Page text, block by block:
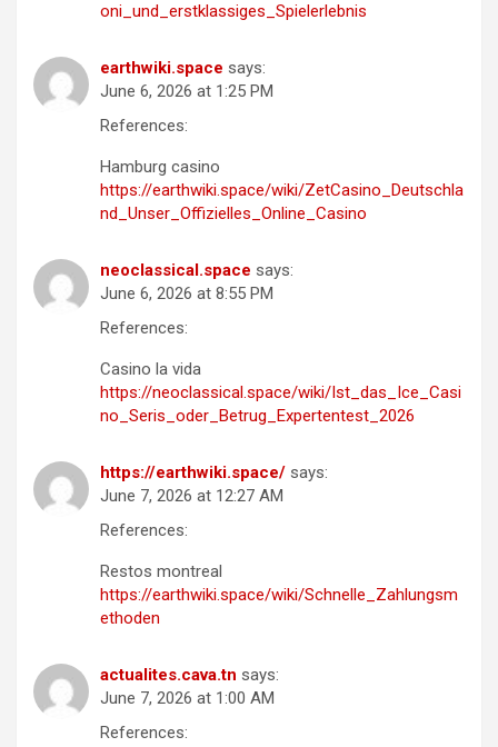
oni_und_erstklassiges_Spielerlebnis
earthwiki.space says:
June 6, 2026 at 1:25 PM
References:
Hamburg casino
https://earthwiki.space/wiki/ZetCasino_Deutschla
nd_Unser_Offizielles_Online_Casino
neoclassical.space says:
June 6, 2026 at 8:55 PM
References:
Casino la vida
https://neoclassical.space/wiki/Ist_das_Ice_Casi
no_Seris_oder_Betrug_Expertentest_2026
https://earthwiki.space/ says:
June 7, 2026 at 12:27 AM
References:
Restos montreal
https://earthwiki.space/wiki/Schnelle_Zahlungsm
ethoden
actualites.cava.tn says:
June 7, 2026 at 1:00 AM
References: